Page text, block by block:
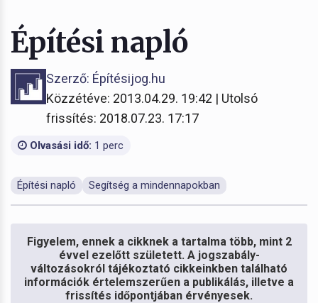
Építési napló
Szerző: Építésijog.hu
Közzétéve: 2013.04.29. 19:42 | Utolsó
frissítés: 2018.07.23. 17:17
Olvasási idő: 1 perc
Építési napló Segítség a mindennapokban
Figyelem, ennek a cikknek a tartalma több, mint 2
évvel ezelőtt született. A jogszabály-
változásokról tájékoztató cikkeinkben található
információk értelemszerűen a publikálás, illetve a
frissítés időpontjában érvényesek.